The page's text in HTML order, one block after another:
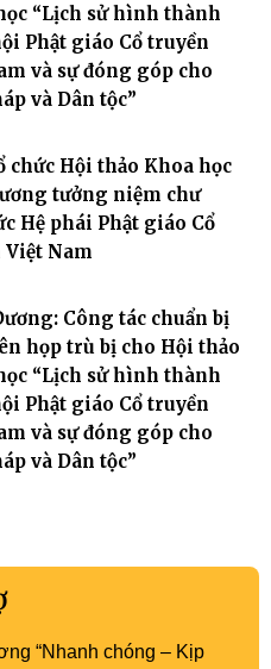
“Lịch sử hình thành
Phật giáo Cổ truyền
và sự đóng góp cho
và Dân tộc”
chức Hội thảo Khoa học
tưởng niệm chư
Hệ phái Phật giáo Cổ
Nam
Công tác chuẩn bị
họp trù bị cho Hội thảo
“Lịch sử hình thành
Phật giáo Cổ truyền
và sự đóng góp cho
và Dân tộc”
“Nhanh chóng – Kịp